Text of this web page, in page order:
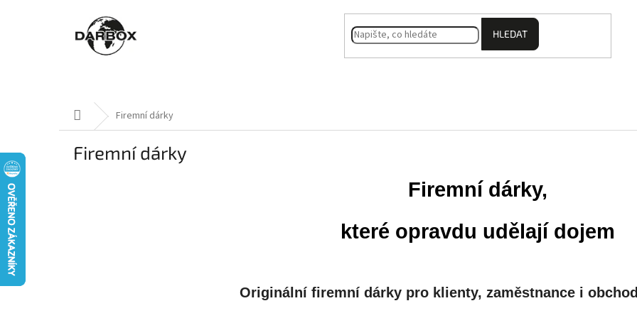
HLEDAT
Domů Firemní dárky
Firemní dárky
Firemní dárky,
které opravdu udělají dojem
Originální firemní dárky pro klienty, zaměstnance i